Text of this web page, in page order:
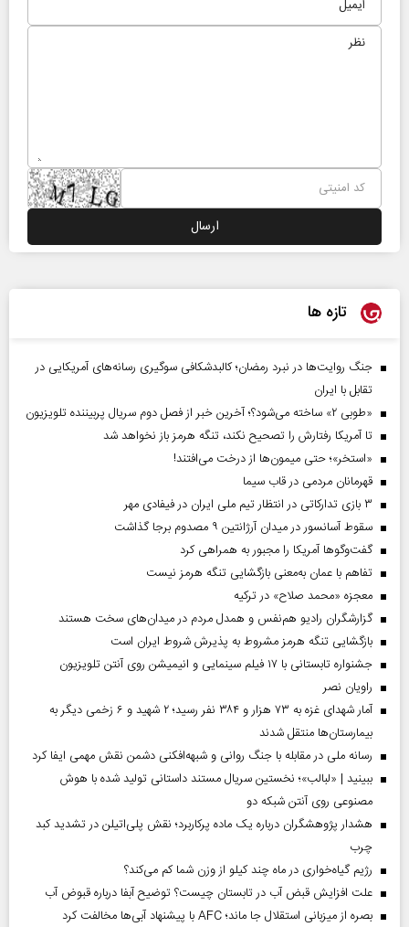
تازه ها
جنگ روایت‌ها در نبرد رمضان؛ کالبدشکافی سوگیری رسانه‌های آمریکایی در
تقابل با ایران
«طوبی ۲» ساخته می‌شود؟؛ آخرین خبر از فصل دوم سریال پربیننده تلویزیون
تا آمریکا رفتارش را تصحیح نکند، تنگه هرمز باز نخواهد شد
«استخر»‌‌؛ حتی میمون‌ها از درخت می‌افتند!
قهرمانان مردمی در قاب سیما
۳ بازی تدارکاتی در انتظار تیم ملی ایران در فیفادی مهر
سقوط آسانسور در میدان آرژانتین ۹ مصدوم برجا گذاشت
گفت‌وگوها آمریکا را مجبور به همراهی کرد
تفاهم با عمان به‌معنی بازگشایی تنگه هرمز نیست
معجزه «محمد صلاح» در ترکیه
گزارشگران رادیو هم‌نفس و همدل مردم در میدان‌های سخت هستند
بازگشایی تنگه هرمز مشروط به پذیرش شروط ایران است
جشنواره تابستانی با ۱۷ فیلم سینمایی و انیمیشن روی آنتن تلویزیون
راویان نصر
آمار شهدای غزه به ۷۳ هزار و ۳۸۴ نفر رسید؛ ۲ شهید و ۶ زخمی دیگر به
بیمارستان‌ها منتقل شدند
رسانه ملی در مقابله با جنگ روانی و شبهه‌افکنی دشمن نقش مهمی ایفا کرد
ببینید | «لبالب»؛ نخستین سریال مستند داستانی تولید شده با هوش
مصنوعی روی آنتن شبکه دو
هشدار پژوهشگران درباره یک ماده پرکاربرد؛ نقش پلی‌اتیلن در تشدید کبد
چرب
رژیم گیاه‌خواری در ماه چند کیلو از وزن شما کم می‌کند؟
علت افزایش قبض آب در تابستان چیست؟ توضیح آبفا درباره قبوض آب
بصره از میزبانی استقلال جا ماند؛ AFC با پیشنهاد آبی‌ها مخالفت کرد